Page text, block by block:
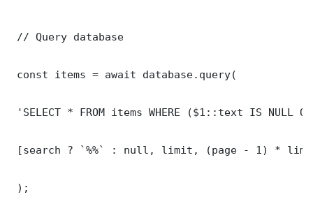
// Query database
const items = await database.query(
'SELECT * FROM items WHERE ($1::text IS NULL
[search ? `%%` : null, limit, (page - 1) *
);